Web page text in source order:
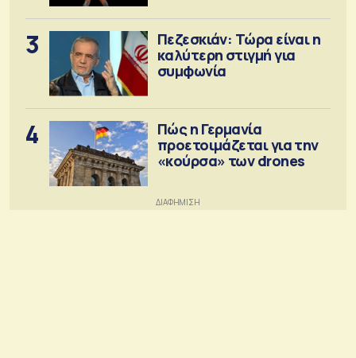
3
Πεζεσκιάν: Τώρα είναι η
καλύτερη στιγμή για
συμφωνία
4
Πώς η Γερμανία
προετοιμάζεται για την
«κούρσα» των drones